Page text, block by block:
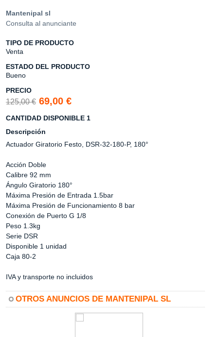
Mantenipal sl
Consulta al anunciante
TIPO DE PRODUCTO
Venta
ESTADO DEL PRODUCTO
Bueno
PRECIO
125,00 € 69,00 €
CANTIDAD DISPONIBLE 1
Descripción
Actuador Giratorio Festo, DSR-32-180-P, 180°
Acción Doble
Calibre 92 mm
Ángulo Giratorio 180°
Máxima Presión de Entrada 1.5bar
Máxima Presión de Funcionamiento 8 bar
Conexión de Puerto G 1/8
Peso 1.3kg
Serie DSR
Disponible 1 unidad
Caja 80-2
IVA y transporte no incluidos
OTROS ANUNCIOS DE MANTENIPAL SL